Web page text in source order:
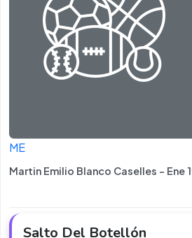
ME
Martin Emilio Blanco Caselles - Ene
Salto Del Botellón